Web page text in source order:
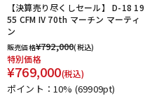
【決算売り尽くしセール】 D-18 19
55 CFM IV 70th マーチン マーティ
ン
販売価格¥792,000(税込)
特別価格
¥769,000(税込)
ポイント：10% (69909pt)